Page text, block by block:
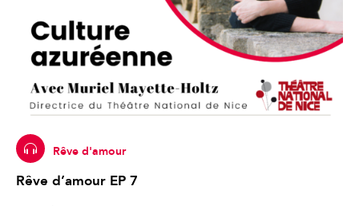
Rêve d'amour
Rêve d’amour EP 7